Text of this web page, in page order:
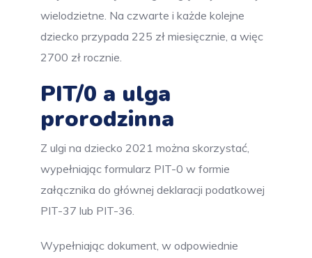
wielodzietne. Na czwarte i każde kolejne
dziecko przypada 225 zł miesięcznie, a więc
2700 zł rocznie.
PIT/0 a ulga
prorodzinna
Z ulgi na dziecko 2021 można skorzystać,
wypełniając formularz PIT-0 w formie
załącznika do głównej deklaracji podatkowej
PIT-37 lub PIT-36.
Wypełniając dokument, w odpowiednie